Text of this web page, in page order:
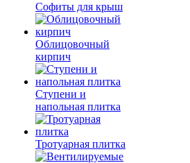
Софиты для крыш
Облицовочный
кирпич
Ступени и
напольная плитка
Тротуарная плитка